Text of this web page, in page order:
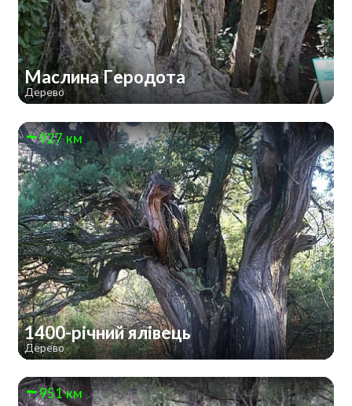
Маслина Геродота
Дерево
927 км
1400-річний ялівець
Дерево
951 км